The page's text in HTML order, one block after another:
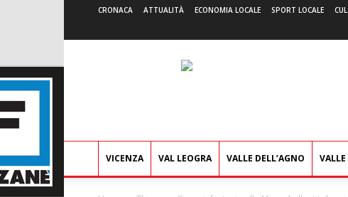
CRONACA ATTUALITÀ ECONOMIA LOCALE SPORT LOCALE
VICENZA VAL LEOGRA VALLE DELL’AGNO